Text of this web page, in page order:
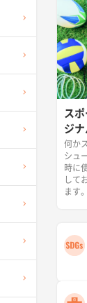
ス
ジ
何か
シュ
時に
して
ます。